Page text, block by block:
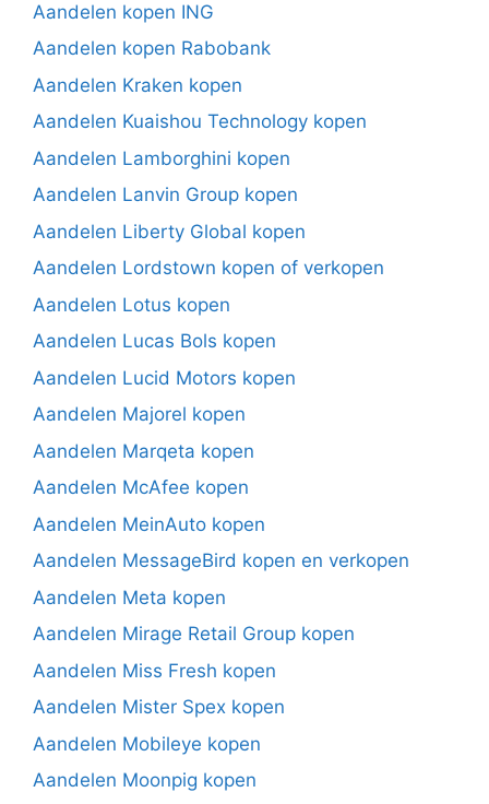
Aandelen kopen ING
Aandelen kopen Rabobank
Aandelen Kraken kopen
Aandelen Kuaishou Technology kopen
Aandelen Lamborghini kopen
Aandelen Lanvin Group kopen
Aandelen Liberty Global kopen
Aandelen Lordstown kopen of verkopen
Aandelen Lotus kopen
Aandelen Lucas Bols kopen
Aandelen Lucid Motors kopen
Aandelen Majorel kopen
Aandelen Marqeta kopen
Aandelen McAfee kopen
Aandelen MeinAuto kopen
Aandelen MessageBird kopen en verkopen
Aandelen Meta kopen
Aandelen Mirage Retail Group kopen
Aandelen Miss Fresh kopen
Aandelen Mister Spex kopen
Aandelen Mobileye kopen
Aandelen Moonpig kopen